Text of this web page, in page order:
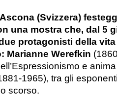
(Svizzera)
una mostra che, dal 5
protagonisti della
Marianne Werefkin
e
1965), tra gli
scorso.